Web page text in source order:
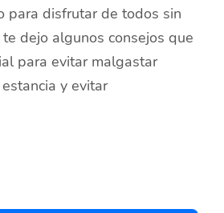
para disfrutar de todos sin
dejo algunos consejos que
para evitar malgastar
y evitar